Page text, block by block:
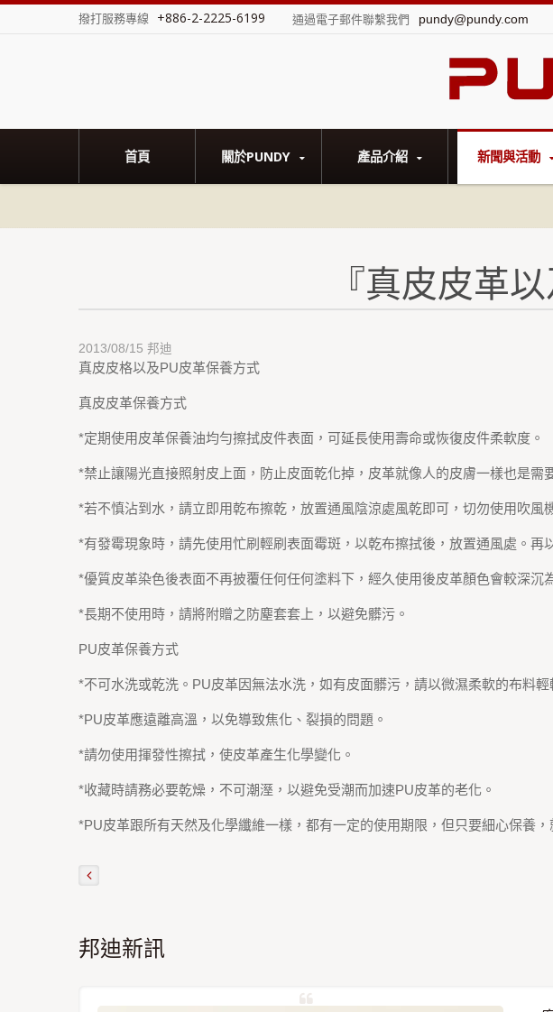
撥打服務專線 +886-2-2225-6199 通過電子郵件聯繫我們 pundy@pundy.com
首頁 關於PUNDY 產品介紹 新聞與活動
『真皮皮革
2013/08/15 邦迪
真皮皮格以及PU皮革保養方式
真皮皮革保養方式
*定期使用皮革保養油均勻擦拭皮件表面，可延長使用壽命或恢復皮件柔軟度。
*禁止讓陽光直接照射皮上面，防止皮面乾化掉，皮革就像人的皮膚一樣也是需
*若不慎沾到水，請立即用乾布擦乾，放置通風陰涼處風乾即可，切勿使用吹風
*有發霉現象時，請先使用忙刷輕刷表面霉斑，以乾布擦拭後，放置通風處。再
*優質皮革染色後表面不再披覆任何任何塗料下，經久使用後皮革顏色會較深沉
*長期不使用時，請將附贈之防塵套套上，以避免髒污。
PU皮革保養方式
*不可水洗或乾洗。PU皮革因無法水洗，如有皮面髒污，請以微濕柔軟的布料輕
*PU皮革應遠離高溫，以免導致焦化、裂損的問題。
*請勿使用揮發性擦拭，使皮革產生化學變化。
*收藏時請務必要乾燥，不可潮溼，以避免受潮而加速PU皮革的老化。
*PU皮革跟所有天然及化學纖維一樣，都有一定的使用期限，但只要細心保養，
邦迪新訊